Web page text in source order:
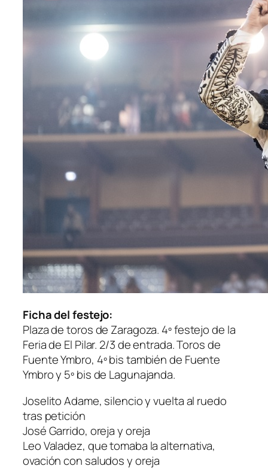
Ficha del festejo:
Plaza de toros de Zaragoza. 4º festejo de la
Feria de El Pilar. 2/3 de entrada. Toros de
Fuente Ymbro, 4º bis también de Fuente
Ymbro y 5º bis de Lagunajanda.
Joselito Adame, silencio y vuelta al ruedo
tras petición
José Garrido, oreja y oreja
Leo Valadez, que tomaba la alternativa,
ovación con saludos y oreja